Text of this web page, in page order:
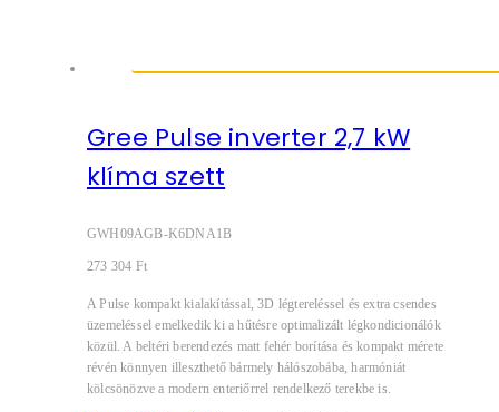
Gree Pulse inverter 2,7 kW
klíma szett
GWH09AGB-K6DNA1B
273 304 Ft
A Pulse kompakt kialakítással, 3D légtereléssel és extra csendes
üzemeléssel emelkedik ki a hűtésre optimalizált légkondicionálók
közül. A beltéri berendezés matt fehér borítása és kompakt mérete
révén könnyen illeszthető bármely hálószobába, harmóniát
kölcsönözve a modern enteriőrrel rendelkező terekbe is.